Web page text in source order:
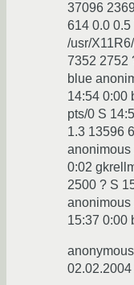
37096
614 0.0
/usr/
7352 2752
blue
14:54 0:00
pts/0 S
1.3 13596
anonimous
0:02
2500 ? S
anonimous
15:37 0:00
anonymous